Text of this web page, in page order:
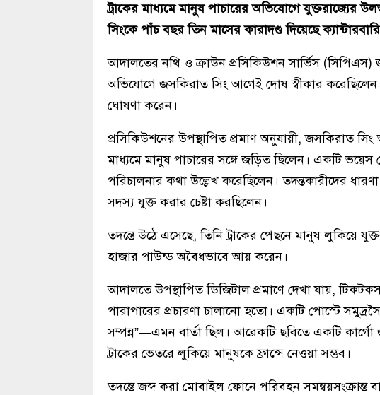
ট্রাকের মাধ্যমে মানুষ পাচারের অভিযোগে যুক্তরাজ্যের
সিংকে পাঁচ বছর তিন মাসের কারাদণ্ড দিয়েছে
আদালতের নথি ও ক্রাউন প্রসিকিউশন সার্ভিস (সিপিএস)
অভিযোগে জসকিরাত সিং আগেই দোষ স্বীকার
ঘোষণা করেন।
প্রসিকিউশনের উপস্থাপিত প্রমাণ অনুযায়ী, জসকিরাত সিং
মাধ্যমে মানুষ পাচারের সঙ্গে জড়িত ছিলেন। একটি ভয়েস
পরিচালনার কথা উল্লেখ করেছিলেন। তদন্তকারীদের
সদস্য যুক্ত করার চেষ্টা করছিলেন।
তদন্তে উঠে এসেছে, তিনি ট্রাকের পেছনে মানুষ লুকিয়ে
হাজার পাউন্ড অবৈধভাবে আয় করেন।
আদালতে উপস্থাপিত ডিজিটাল প্রমাণে দেখা যায়,
পারাপারের প্রচারণা চালানো হতো। একটি পোস্টে
সম্পন্ন”—এমন বার্তা ছিল। আরেকটি ছবিতে একটি কার্গো
ট্রাকের ভেতরে লুকিয়ে মানুষকে ফ্রান্সে নেওয়া সম্ভব।
তদন্তে জব্দ করা মোবাইল ফোনে পরিবহন সমন্বয়সংক্রান্ত